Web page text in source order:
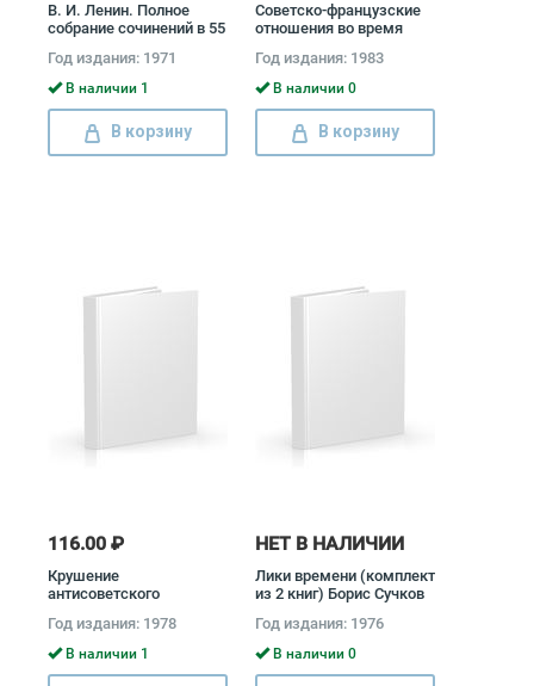
В. И. Ленин. Полное
собрание сочинений в 55
Владимир Ленин
Год издания: 1971
В наличии 1
В корзину
Советско-французские
отношения во время
войны 1941 - 1945
(комплект из 2 книг)
Год издания: 1983
В наличии 0
В корзину
116.00 ₽
Крушение
антисоветского
(комплект из 2 книг)
Давид Голинков
Год издания: 1978
В наличии 1
НЕТ В НАЛИЧИИ
Лики времени (комплект
из 2 книг) Борис Сучков
Год издания: 1976
В наличии 0